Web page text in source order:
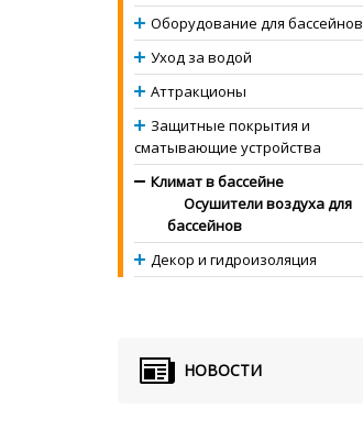
Оборудование для бассейнов
Уход за водой
Аттракционы
Защитные покрытия и
сматывающие устройства
Климат в бассейне
Осушители воздуха для
бассейнов
Декор и гидроизоляция
НОВОСТИ